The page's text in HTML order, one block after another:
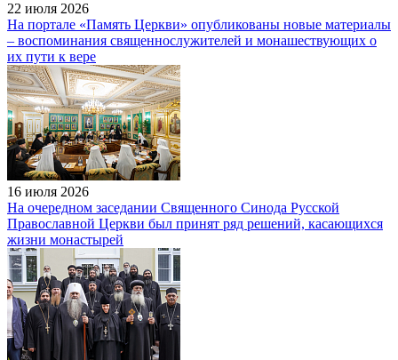
22 июля 2026
На портале «Память Церкви» опубликованы новые материалы
– воспоминания священнослужителей и монашествующих о
их пути к вере
16 июля 2026
На очередном заседании Священного Синода Русской
Православной Церкви был принят ряд решений, касающихся
жизни монастырей